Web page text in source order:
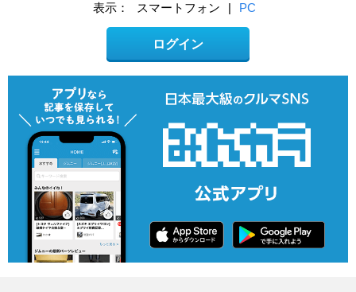
表示： スマートフォン | PC
ログイン